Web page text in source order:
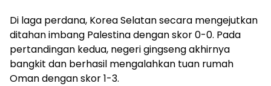
Di laga perdana, Korea Selatan secara mengejutkan
ditahan imbang Palestina dengan skor 0-0. Pada
pertandingan kedua, negeri gingseng akhirnya
bangkit dan berhasil mengalahkan tuan rumah
Oman dengan skor 1-3.